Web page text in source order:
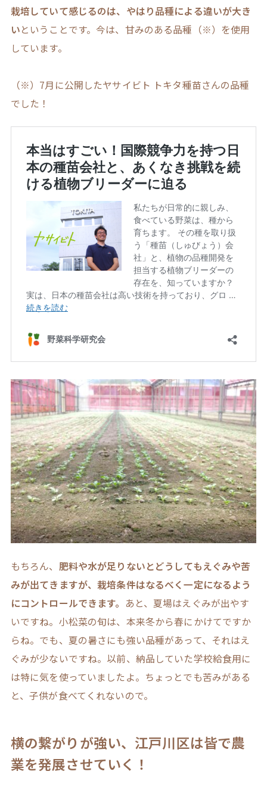
栽培していて感じるのは、やはり品種による違いが大き
いということです。今は、甘みのある品種（※）を使用
しています。
（※）7月に公開したヤサイビト トキタ種苗さんの品種
でした！
もちろん、 肥料や水が足りないとどうしてもえぐみや苦
みが出てきますが、栽培条件はなるべく一定になるよう
にコントロールできます。 あと、夏場はえぐみが出やす
いですね。小松菜の旬は、本来冬から春にかけてですか
らね。でも、夏の暑さにも強い品種があって、それはえ
ぐみが少ないですね。以前、納品していた学校給食用に
は特に気を使っていましたよ。ちょっとでも苦みがある
と、子供が食べてくれないので。
横の繋がりが強い、江戸川区は皆で農
業を発展させていく！